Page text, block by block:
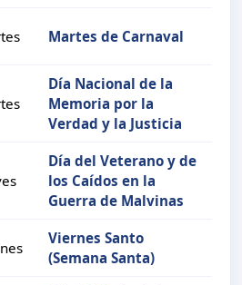
Martes de Carnaval
Día Nacional de la
Memoria por la
Verdad y la Justicia
Día del Veterano y de
los Caídos en la
Guerra de Malvinas
Viernes Santo
(Semana Santa)